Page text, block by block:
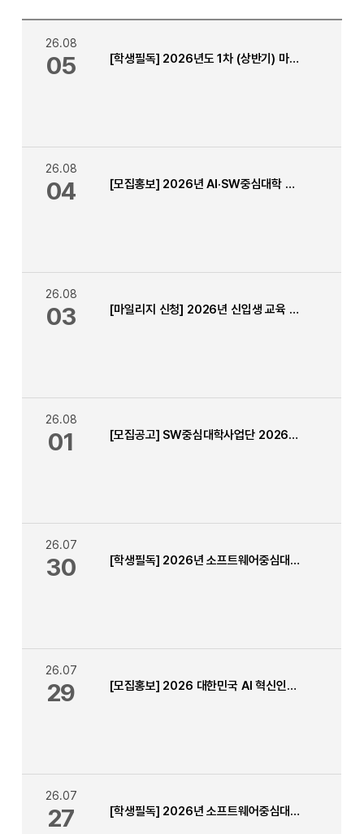
26.08
05 [학생필독] 2026년도 1차 (상반기) 마일리지 승인, 반려 메세지 안내
26.08
04 [모집홍보] 2026년 AI·SW중심대학 캐나다 인턴십 프로그램 안내 [ 인턴십 기간 : 2027년 5월 ~ 7월 ]
26.08
03 [마일리지 신청] 2026년 신입생 교육 이수 학생 이수증 신청
26.08
01 [모집공고] SW중심대학사업단 2026년 2학기 인턴십(현장실습) 학생 모집
26.07
30 [학생필독] 2026년 소프트웨어중심대학사업 1차 (상반기) 소중마일리지 신청 안내 (~8.7.까지) 수정 (인정 자격증 추가)
26.07
29 [모집홍보] 2026 대한민국 AI 혁신인재 커넥트
26.07
27 [학생필독] 2026년 소프트웨어중심대학사업 1차 (상반기) 소중마일리지 신청 안내 (~8.7.까지)